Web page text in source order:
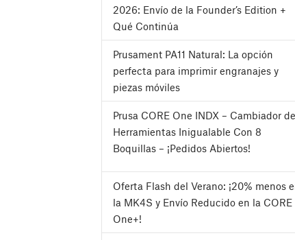
2026: Envío de la Founder’s Edition +
Qué Continúa
Prusament PA11 Natural: La opción
perfecta para imprimir engranajes y
piezas móviles
Prusa CORE One INDX – Cambiador de
Herramientas Inigualable Con 8
Boquillas – ¡Pedidos Abiertos!
Oferta Flash del Verano: ¡20% menos
la MK4S y Envío Reducido en la CORE
One+!